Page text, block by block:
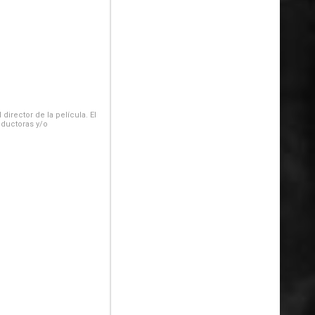
de la película. El
y/o